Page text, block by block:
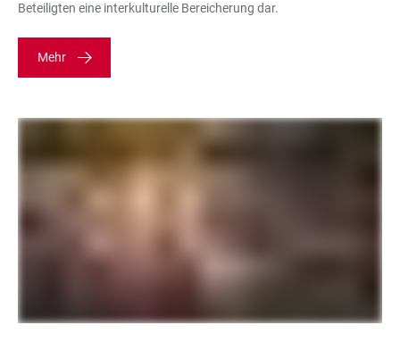
Beteiligten eine interkulturelle Bereicherung dar.
Mehr